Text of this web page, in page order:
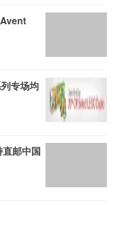
专场均
邮中国